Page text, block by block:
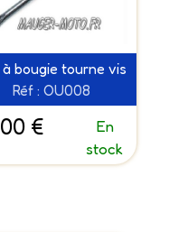
bougie tourne vis
Réf : OU008
€
En
stock